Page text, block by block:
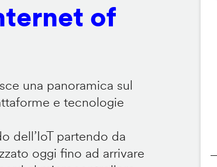
of
una panoramica sul
e tecnologie
dell’IoT partendo da
oggi fino ad arrivare